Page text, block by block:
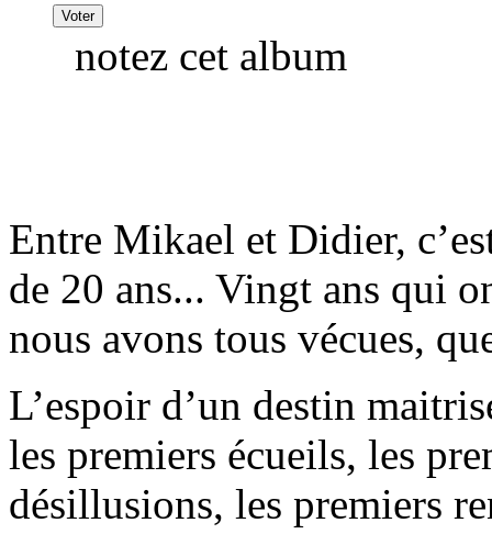
notez cet album
Entre Mikael et Didier,
de 20 ans... Vingt ans qui
nous avons tous vécues,
L’espoir d’un destin
les premiers écueils, les
désillusions, les premiers